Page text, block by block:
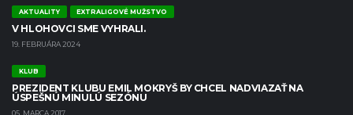
AKTUALITY EXTRALIGOVÉ MUŽSTVO
V HLOHOVCI SME VYHRALI.
19. FEBRUÁRA 2024
KLUB
PREZIDENT KLUBU EMIL MOKRYŠ BY CHCEL NADVIAZAŤ NA
ÚSPEŠNÚ MINULÚ SEZÓNU
05. MARCA 2017